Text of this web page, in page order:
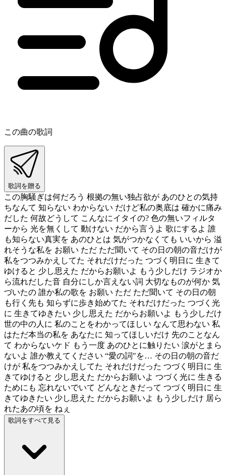
この曲の歌詞
歌詞を贈る
この胸騒ぎは何だろう 根拠の無い独占欲が あのひとの気持
ちなんて 知らない わからない だけど私の奥底は 確かに痛み
だした 何故どうして こんなにイタイの? 色の無いフィルタ
ーから 光を無くして 動けない だから言うよ 歌にするよ 誰
も知らない真実を あのひとは 気がつかなくても いいから 溢
れそうな私を お願い ただ ただ聞いて その日の朝の音だけが
私をつつみかえしてた それだけだった つづく明日に 生きて
ゆけると 少し思えた だからお願いよ もう少しだけ ラジオか
ら流れだした音 自分にしか言えない詞 大切なものが何か 気
づいたの 誰か私の歌を お願い ただ ただ聞いて その日の朝
も行く先も 知らずに歩き始めてた それだけだった つづく光
に 生きてゆきたい 少し思えた だからお願いよ もう少しだけ
世の中の人に 私のことをわかってほしい なんて思わない 私
はただ本当の私を あなたに 知ってほしいだけ 先のことなん
て わからないケド もう一度 あのひとに触りたい 涙がとまら
ないよ 誰か教えてください “愛の詞"を… その日の朝の音だ
けが 私をつつみかえしてた それだけだった つづく明日に 生
きてゆけると 少し思えた だからお願いよ つづく光に 生きる
ためにも 忘れないでいて どんなときだって つづく明日に 生
きてゆきたい 少し思えた だからお願いよ もう少しだけ 居ら
れたあの頃を ねぇ
歌詞をすべて見る